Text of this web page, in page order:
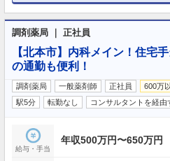
調剤薬局 ｜ 正社員
【北本市】内科メイン！住宅
の通勤も便利！
調剤薬局 一般薬剤師 正社員 600万
駅5分
転勤なし コンサルタントを経由
給与・手当
年収500万円〜650万円